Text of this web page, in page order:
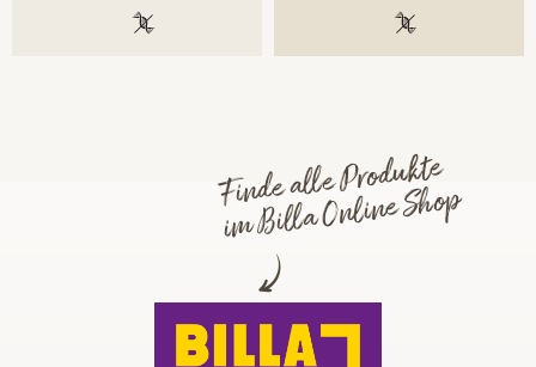
100 % gentechnikfrei 100 %
Finde alle Produkte
im Billa Online Shop